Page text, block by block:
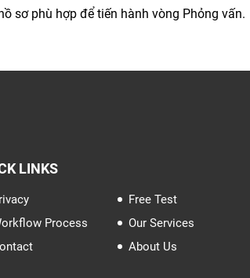
sơ phù hợp để tiến hành vòng Phỏng vấn.
LINKS
Free Test
Process
Our Services
About Us